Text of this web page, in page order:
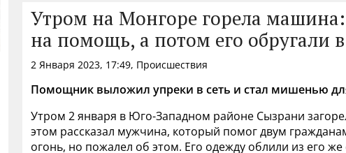
Утром на Монгоре горела
на помощь, а потом его обругали в
2 Января 2023, 17:49, Происшествия
Помощник выложил упреки в сеть и стал мишенью
Утром 2 января в Юго-Западном районе Сызрани
этом рассказал мужчина, который помог двум
огонь, но пожалел об этом. Его одежду облили из его же